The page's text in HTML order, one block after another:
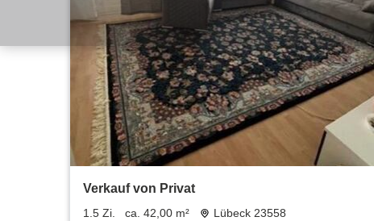
Verkauf von Privat
1.5 Zi. ca. 42,00 m² Lübeck 23558